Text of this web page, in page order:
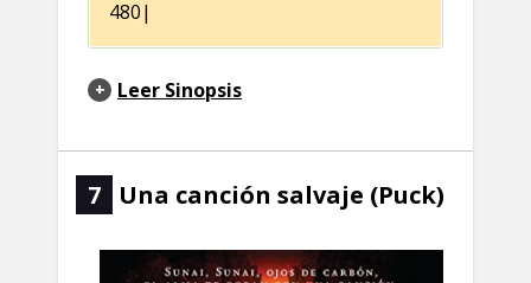
480|
Leer Sinopsis
7 Una canción salvaje (Puck)